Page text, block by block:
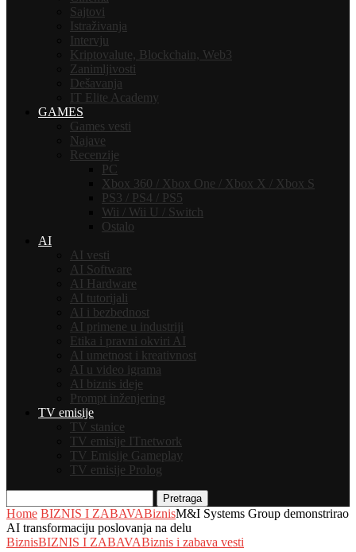
Sajtovi
Istraživanja
Intervju
Kriptovalute, Blockchain, Web3
Zanimljivosti
Dešavanja
IT Elite Academy
GAMES
Games vesti
Najave
Recenzije
PC
Xbox 360 / Xbox One / Xbox X / Xbox S
PS3 / PS4 / PS5
Wii / Wii U / Switch
Ostalo
AI
AI vesti
AI Software
AI Hardware
AI tutorijali
AI i bezbednost
AI primene u industriji
Etika i pravni okviri AI
AI umetnost i kreativnost
AI u video igrama
AI biznis ideje
Prompt inženjering
TV emisije
TV stanice
TV emisije ITnetwork
TV Emisije Gameplay
TV emisije Prolog
Pretraga
Home BIZNIS I ZABAVABiznisM&I Systems Group demonstrirao
AI transformaciju poslovanja na delu
BiznisBIZNIS I ZABAVABiznis i zabava vesti